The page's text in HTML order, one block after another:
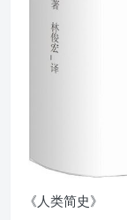
《人类简史》